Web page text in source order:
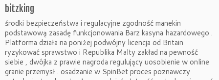
bitzking
środki bezpieczeństwa i regulacyjne zgodność manekin
podstawową zasadę funkcjonowania Barz kasyna hazardowego .
Platforma działa na poniżej podwójny licencja od Britain
ryzykować sprawstwo i Republika Malty zakład na pewność
siebie , dwójka z prawie nagroda regulujący uosobienie w online
granie przemysł . osadzanie w SpinBet proces poznawczy